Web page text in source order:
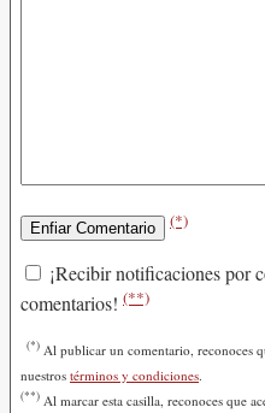
(*)
¡Recibir notificaciones por
comentarios! (**)
(*) Al publicar un comentario, reconoces
nuestros términos y condiciones.
(**) Al marcar esta casilla, reconoces que